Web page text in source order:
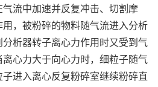
流中加速并反复冲击、切割摩
，被粉碎的物料随气流进入分析
析器转子离心力作用时又受到气
心力大于向心力时，细粒子随气
进入离心反复粉碎室继续粉碎直